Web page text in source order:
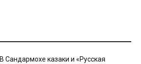
В Сандармохе казаки и «Русская